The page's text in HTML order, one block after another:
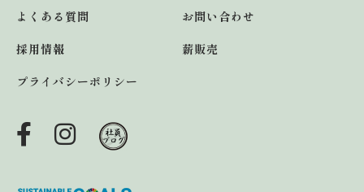
よくある質問
お問い合わせ
採用情報
薪販売
プライバシーポリシー